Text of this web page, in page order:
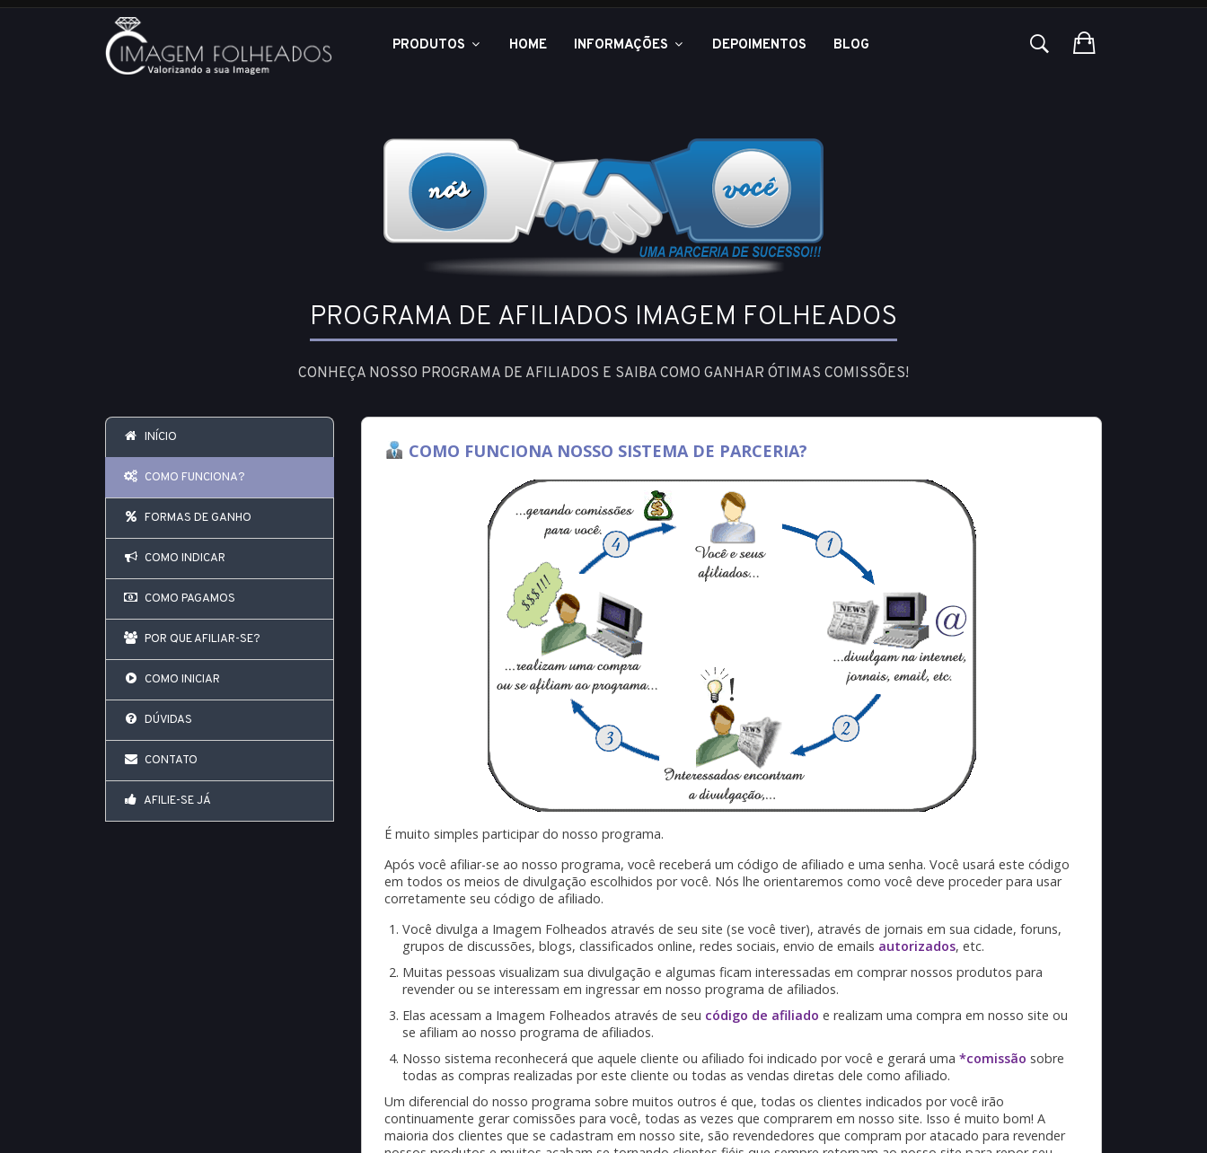
PRODUTOS HOME INFORMAÇÕES DEPOIMENTOS BLOG
PROGRAMA DE AFILIADOS IMAGEM FOLHEADOS
CONHEÇA NOSSO PROGRAMA DE AFILIADOS E SAIBA COMO GANHAR ÓTIMAS COMISSÕES!
INÍCIO
COMO FUNCIONA?
FORMAS DE GANHO
COMO INDICAR
COMO PAGAMOS
POR QUE AFILIAR-SE?
COMO INICIAR
DÚVIDAS
CONTATO
AFILIE-SE JÁ